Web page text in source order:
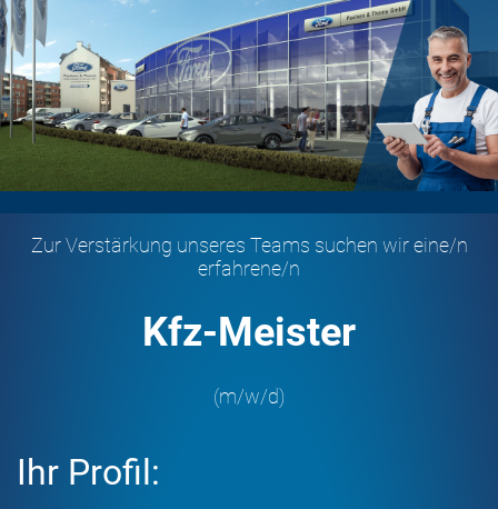
Zur Verstärkung unseres Teams suchen wir eine/n
erfahrene/n
Kfz-Meister
(m/w/d)
Ihr Profil: